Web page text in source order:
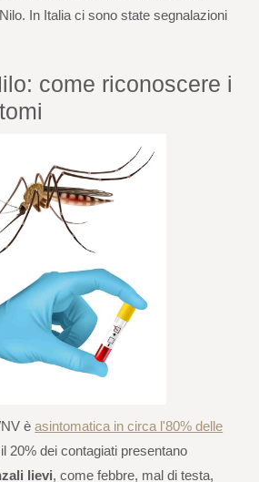
In Italia ci sono state segnalazioni
come riconoscere i
èasintomatica in circa l'80% delle
20% dei contagiati presentano
lievi, come febbre, mal di testa,